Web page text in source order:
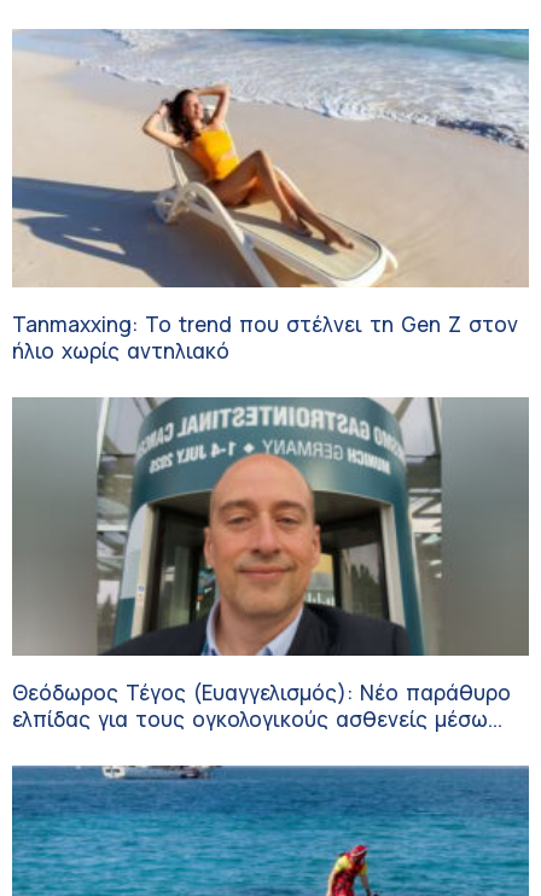
Tanmaxxing: To trend που στέλνει τη Gen Z στον
ήλιο χωρίς αντηλιακό
Θεόδωρος Τέγος (Ευαγγελισμός): Νέο παράθυρο
ελπίδας για τους ογκολογικούς ασθενείς μέσω